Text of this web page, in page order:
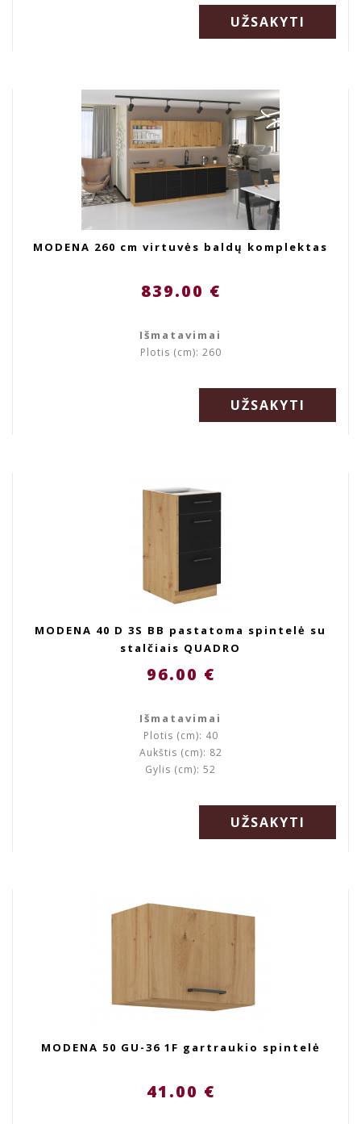
UŽSAKYTI
MODENA 260 cm virtuvės baldų komplektas
839.00 €
Išmatavimai
Plotis (cm): 260
UŽSAKYTI
MODENA 40 D 3S BB pastatoma spintelė su
stalčiais QUADRO
96.00 €
Išmatavimai
Plotis (cm): 40
Aukštis (cm): 82
Gylis (cm): 52
UŽSAKYTI
MODENA 50 GU-36 1F gartraukio spintelė
41.00 €